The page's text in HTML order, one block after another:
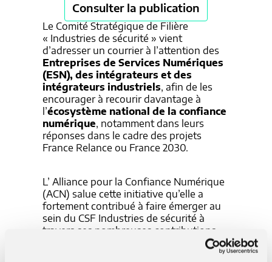
Consulter la publication
Le Comité Stratégique de Filière
« Industries de sécurité » vient
d’adresser un courrier à l’attention des
Entreprises de Services Numériques
(ESN), des intégrateurs et des
intégrateurs industriels, afin de les
encourager à recourir davantage à
l’écosystème national de la confiance
numérique, notamment dans leurs
réponses dans le cadre des projets
France Relance ou France 2030.
L’ Alliance pour la Confiance Numérique
(ACN) salue cette initiative qu’elle a
fortement contribué à faire émerger au
sein du CSF Industries de sécurité à
travers ses nombreuses contributions
mettant en lumière le rôle fondamental
des synergies entre les acteurs de notre